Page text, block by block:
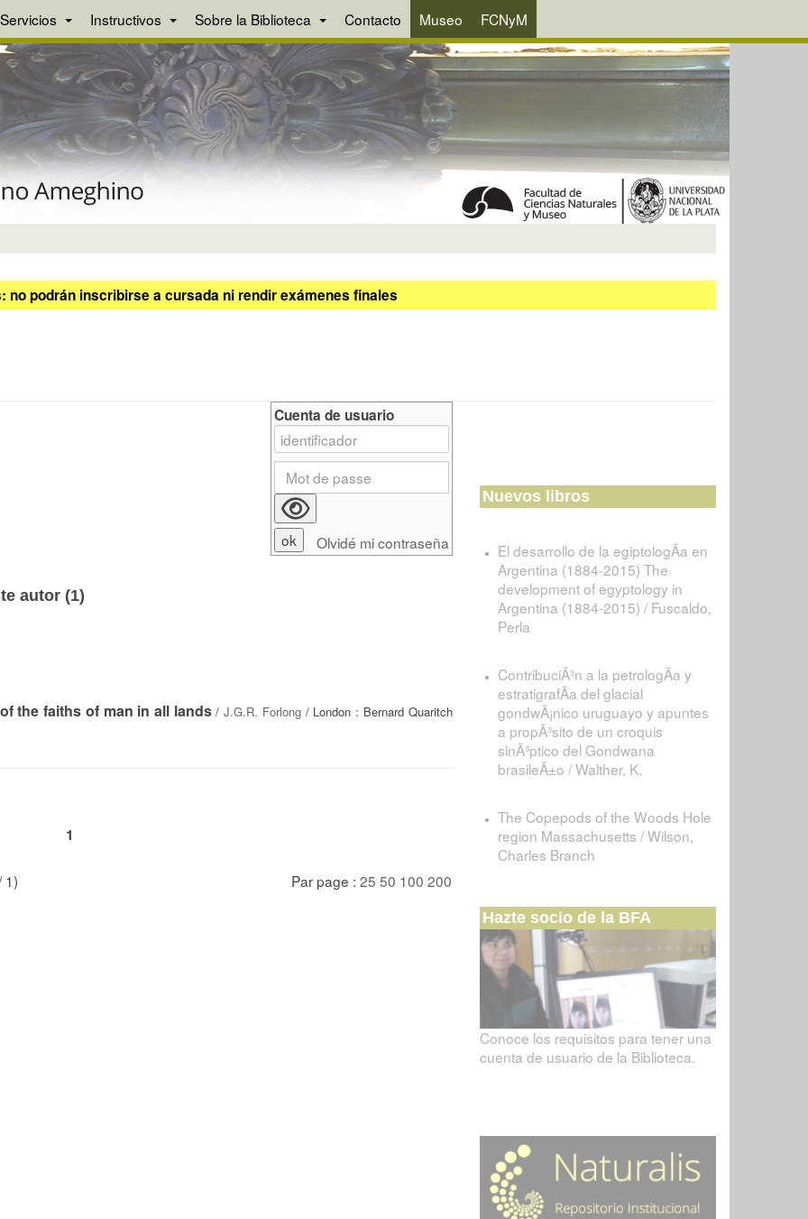
Servicios Instructivos Sobre la Biblioteca Contacto Museo FCNyM
podrán inscribirse a cursada ni rendir exámenes finales
autor (1)
the faiths of man in all lands/J.G.R. Forlong/ London : Bernard Quaritch
1
1) Par page : 25 50 100 200
Cuenta de usuario
Olvidé mi contraseña
Nuevos libros
El desarrollo de la egiptologÃ­a en
Argentina (1884-2015) The
development of egyptology in
Argentina (1884-2015) / Fuscaldo,
Perla
ContribuciÃ³n a la petrologÃ­a y
estratigrafÃ­a del glacial
gondwÃ¡nico uruguayo y apuntes
a propÃ³sito de un croquis
sinÃ³ptico del Gondwana
brasileÃ±o / Walther, K.
The Copepods of the Woods Hole
region Massachusetts / Wilson,
Charles Branch
Hazte socio de la BFA
Conoce los requisitos para tener una
cuenta de usuario de la Biblioteca.